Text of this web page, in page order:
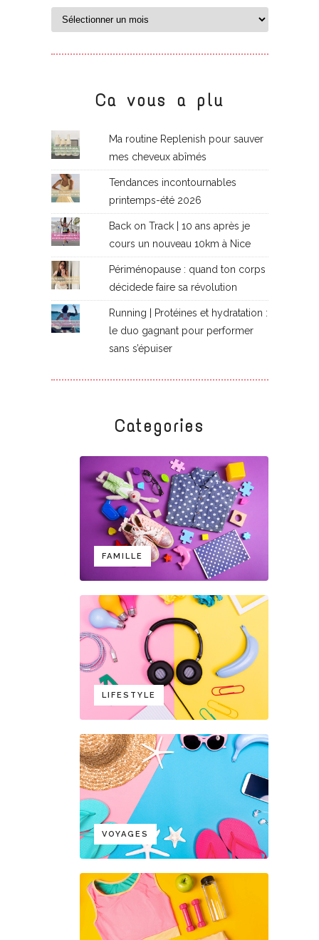
Ca vous a plu
Ma routine Replenish pour sauver
mes cheveux abîmés
Tendances incontournables
printemps-été 2026
Back on Track | 10 ans après je
cours un nouveau 10km à Nice
Périménopause : quand ton corps
décidede faire sa révolution
Running | Protéines et hydratation :
le duo gagnant pour performer
sans s’épuiser
Categories
FAMILLE
LIFESTYLE
VOYAGES